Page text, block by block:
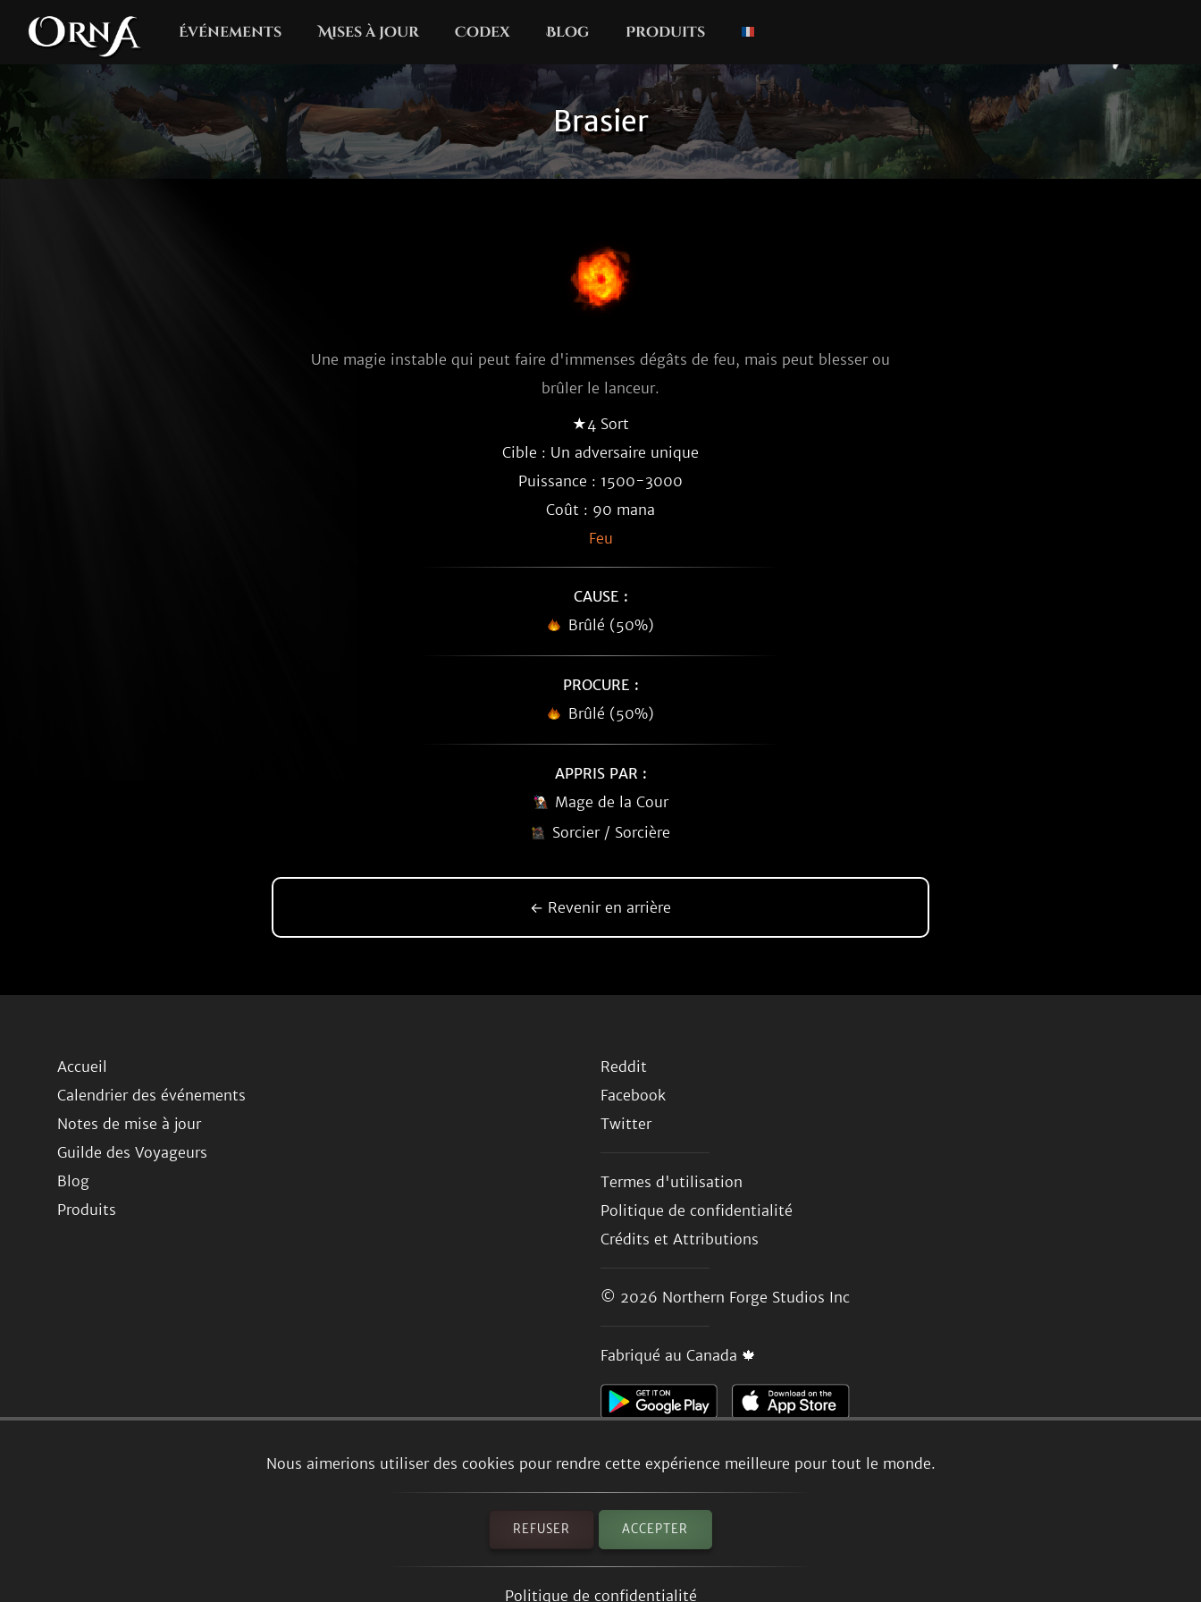
Événements Mises à jour Codex Blog Produits
Brasier
Nous aimerions utiliser des cookies pour rendre cette expérience meilleure pour tout le monde.
REFUSER ACCEPTER
Politique de confidentialité
Une magie instable qui peut faire d'immenses dégâts de feu, mais peut blesser ou
brûler le lanceur.
★4 Sort
Cible : Un adversaire unique
Puissance : 1500-3000
Coût : 90 mana
Feu
CAUSE :
Brûlé (50%)
PROCURE :
Brûlé (50%)
APPRIS PAR :
Mage de la Cour
Sorcier / Sorcière
← Revenir en arrière
Accueil
Calendrier des événements
Notes de mise à jour
Guilde des Voyageurs
Blog
Produits
Reddit
Facebook
Twitter
Termes d'utilisation
Politique de confidentialité
Crédits et Attributions
© 2026 Northern Forge Studios Inc
Fabriqué au Canada 🍁